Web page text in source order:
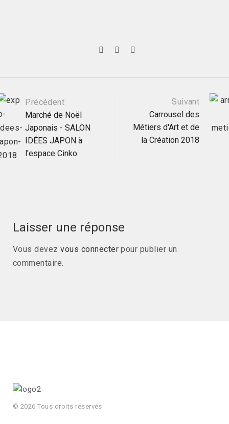
Précédent
Marché de Noël
Japonais - SALON
IDÉES JAPON à
l'espace Cinko
Suivant
Carrousel des
Métiers d'Art et de
la Création 2018
Laisser une réponse
Vous devezvous connecter pour publier un
commentaire.
© 2026 Tous droits réservés